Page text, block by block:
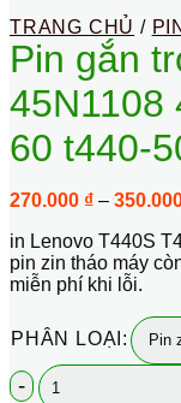
TRANG CHỦ /
Pin gắn
45N1108
60 t440-
270.000 ₫ –
in Lenovo T440S
pin zin tháo máy
miễn phí khi lỗi.
PHÂN LOẠI:
Pin
gắn